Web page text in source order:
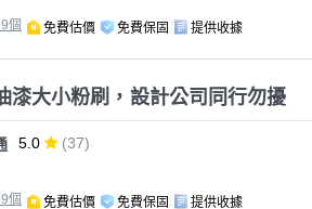
個 免費估價 免費保固 提供收據
漆大小粉刷，設計公司同行勿擾
5.0 (37)
個 免費估價 免費保固 提供收據